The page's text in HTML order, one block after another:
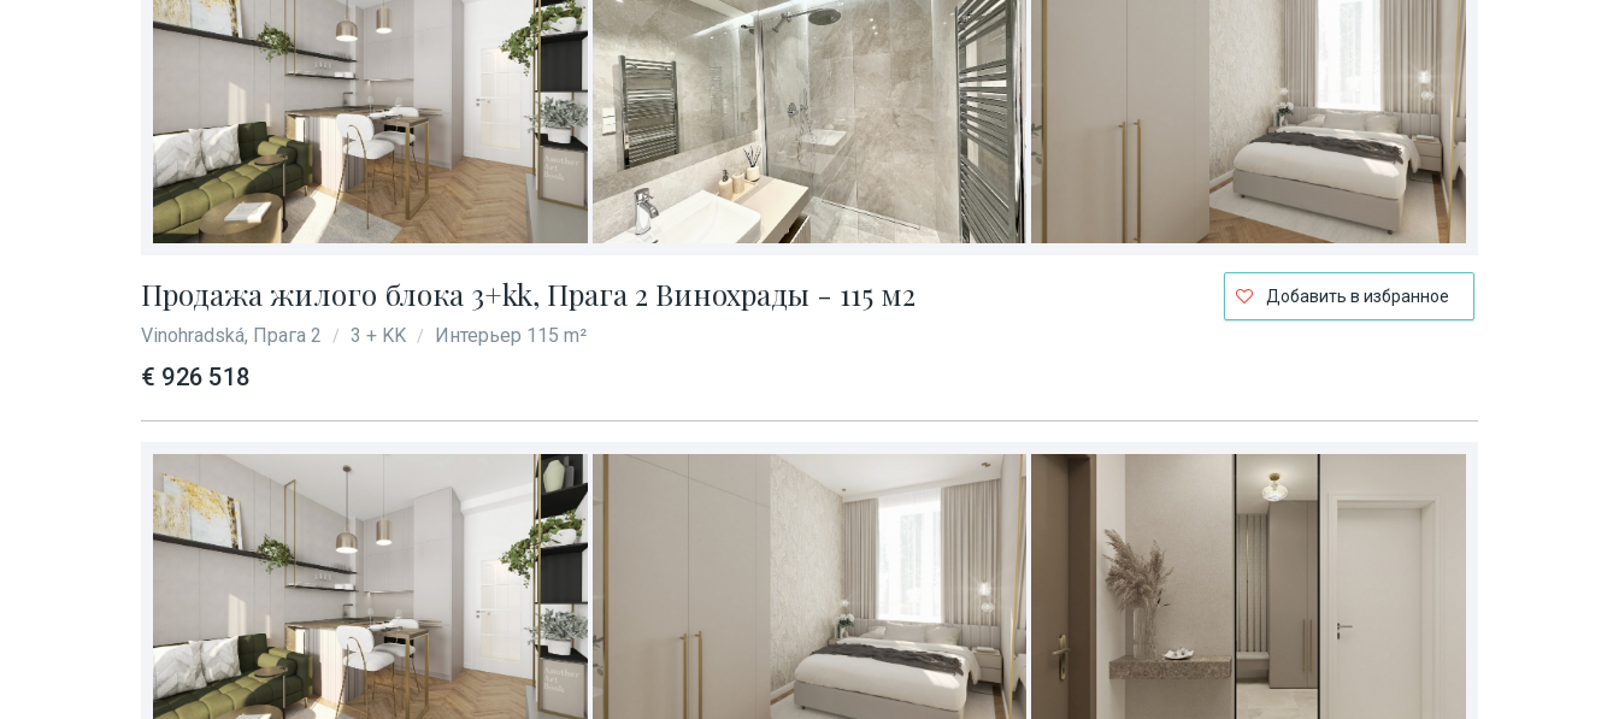
Добавить в избранное
Продажа жилого блока 3+kk, Прага 2 Винохрады - 115 м2
Vinohradská, Прага 2 / 3 + KK / Интерьер 115 m²
€ 926 518